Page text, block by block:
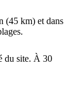
(45 km) et dans
du site. À 30